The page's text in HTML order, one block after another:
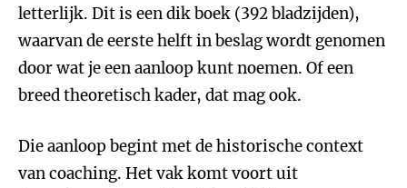
letterlijk. Dit is een dik boek (392 bladzijden),
waarvan de eerste helft in beslag wordt genomen
door wat je een aanloop kunt noemen. Of een
breed theoretisch kader, dat mag ook.
Die aanloop begint met de historische context
van coaching. Het vak komt voort uit